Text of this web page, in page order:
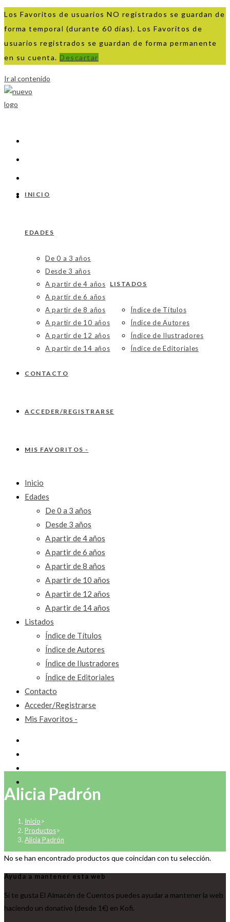
Los Favoritos de usuarios NO registrados se guardan de
forma temporal (durante 60 días). Los Favoritos de
usuarios registrados se guardan de forma permanente
en su cuenta. Descartar
Ir al contenido
INICIO
EDADES
De 0 a 3 años
Desde 3 años
A partir de 4 años
A partir de 6 años
A partir de 8 años
A partir de 10 años
A partir de 12 años
A partir de 14 años
LISTADOS
Índice de Títulos
Índice de Autores
Índice de Ilustradores
Índice de Editoriales
CONTACTO
ACCEDER/REGISTRARSE
MIS FAVORITOS -
Inicio
Edades
De 0 a 3 años
Desde 3 años
A partir de 4 años
A partir de 6 años
A partir de 8 años
A partir de 10 años
A partir de 12 años
A partir de 14 años
Listados
Índice de Títulos
Índice de Autores
Índice de Ilustradores
Índice de Editoriales
Contacto
Acceder/Registrarse
Mis Favoritos -
Alicia Padrón
Inicio>
Productos>
Alicia Padrón
No se han encontrado productos que coincidan con tu selección.
Ayuda a mantener esta web
Si te gusta El Almacén de Cuentos puedes ayudar a mantener la web
haciendo un donativo (desde 1€) en Kofi.